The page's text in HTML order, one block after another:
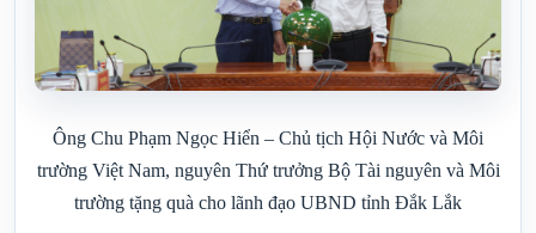
Ông Chu Phạm Ngọc Hiển – Chủ tịch Hội Nước và Môi
trường Việt Nam, nguyên Thứ trưởng Bộ Tài nguyên và Môi
trường tặng quà cho lãnh đạo UBND tỉnh Đắk Lắk